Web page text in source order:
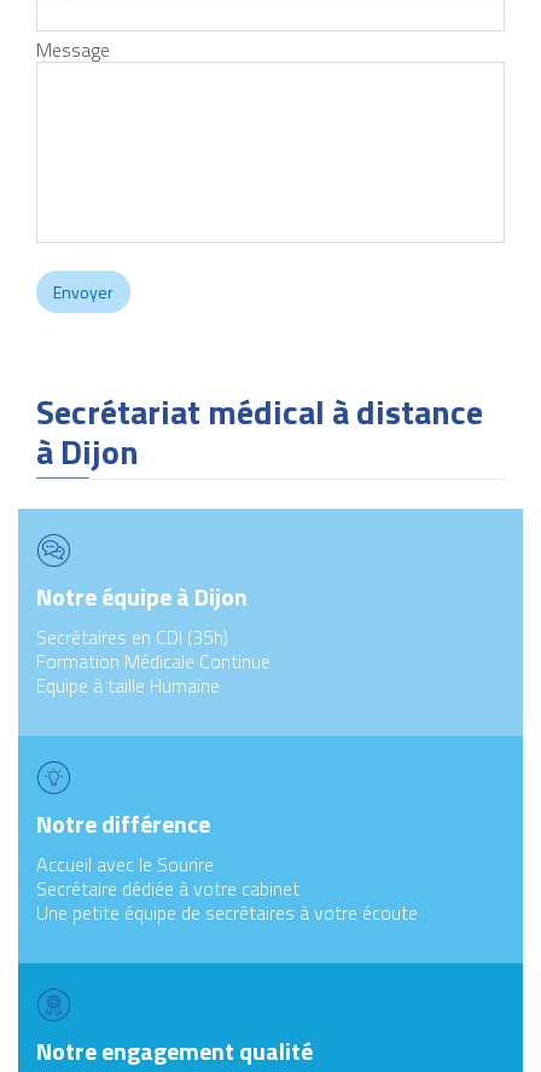
Message
Secrétariat médical à distance
à Dijon
Notre équipe à Dijon
Secrétaires en CDI (35h)
Formation Médicale Continue
Equipe à taille Humaine
Notre différence
Accueil avec le Sourire
Secrétaire dédiée à votre cabinet
Une petite équipe de secrétaires à votre écoute
Notre engagement qualité